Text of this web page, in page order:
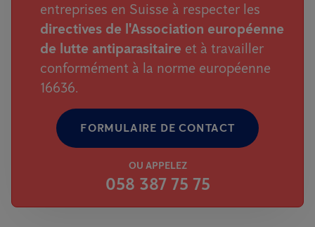
entreprises en Suisse à respecter les
directives de l'Association européenne
de lutte antiparasitaire et à travailler
conformément à la norme européenne
16636.
FORMULAIRE DE CONTACT
OU APPELEZ
058 387 75 75